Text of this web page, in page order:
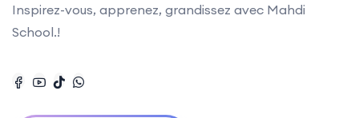
Inspirez-vous, apprenez, grandissez avec Mahdi
School.!